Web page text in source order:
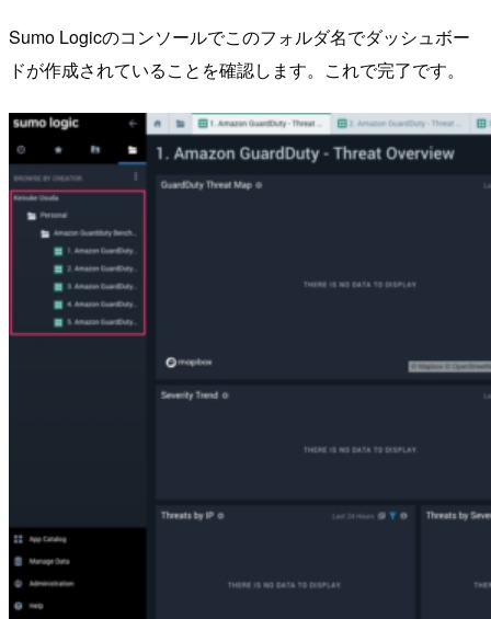
Sumo Logicのコンソールでこのフォルダ名でダッシュボー
ドが作成されていることを確認します。これで完了です。